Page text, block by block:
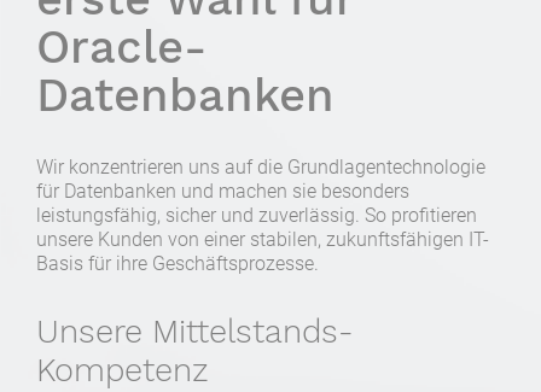
Oracle-
Datenbanken
Wir konzentrieren uns auf die Grundlagentechnologie
für Datenbanken und machen sie besonders
leistungsfähig, sicher und zuverlässig. So profitieren
unsere Kunden von einer stabilen, zukunftsfähigen IT-
Basis für ihre Geschäftsprozesse.
Unsere Mittelstands-
Kompetenz